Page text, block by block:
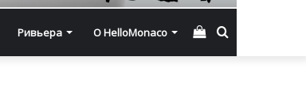
Ривьера О HelloMonaco Смотреть